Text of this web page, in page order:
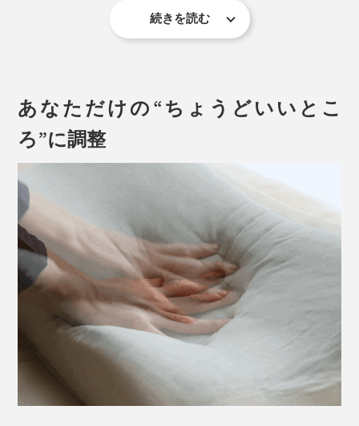
める枕の条件のひとつです。
枕が硬いほど「寝返り」しやすくはなりますが、硬すぎ
ると接地面が減って、後頭部に圧力が集中してしまうこ
とに。適度なフィット感で頭の重さを分散することも必
続きを読む
あなただけの“ちょうどいいとこ
ろ”に調整